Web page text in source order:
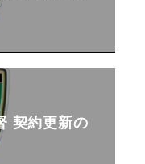
契約更新の